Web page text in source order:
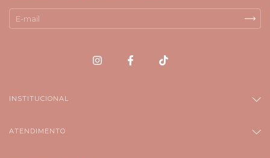
INSTITUCIONAL
ATENDIMENTO